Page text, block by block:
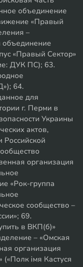
объединение
«Правый
–
«Правый Сектор»
ДУК ПС); 63.
64.
для
г. Перми в
Украины
актов,
Российской
организация
«Рок-группа
сообщество –
69.
в ВКП(б)»
– «Омская
организация
(«Полк iмя Кастуся